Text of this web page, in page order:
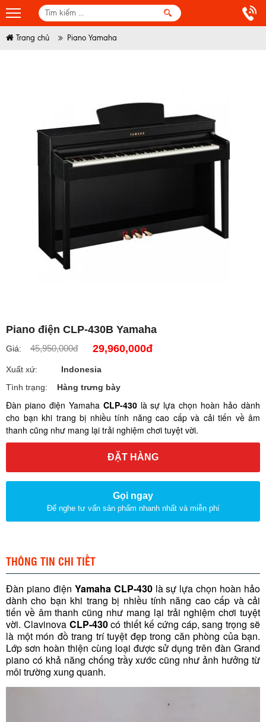
Trang chủ Piano Yamaha
Piano điện CLP-430B Yamaha
Giá: 45,950,000đ 29,960,000đ
Xuất xứ:
Indonesia
Tình trạng: Hàng trưng bày
Đàn piano điện Yamaha CLP-430là sự lựa chọn hoàn hảo dành
cho bạn khi trang bị nhiều tính năng cao cấp và cải tiến về âm
thanh cũng như mang lại trải nghiệm chơi tuyệt vời.
ĐẶT HÀNG
Gọi ngay
Để nghe tư vấn sản phẩm nhanh nhất và miễn phí
THÔNG TIN CHI TIẾT
Đàn piano điện Yamaha CLP-430là sự lựa chọn hoàn hảo
dành cho bạn khi trang bị nhiều tính năng cao cấp và cải
tiến về âm thanh cũng như mang lại trải nghiệm chơi tuyệt
vời. Clavinova CLP-430có thiết kế cứng cáp, sang trọng sẽ
là một món đồ trang trí tuyệt đẹp trong căn phòng của bạn.
Lớp sơn hoàn thiện cùng loại được sử dụng trên đàn Grand
piano có khả năng chống trầy xước cũng như ảnh hưởng từ
môi trường xung quanh.